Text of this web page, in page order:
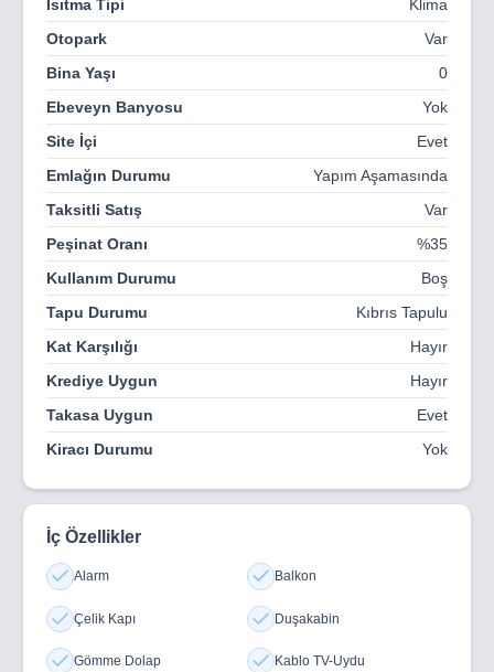
ediyor. Havuz barı, su parkı, fitness merkezi gibi
olanaklar ve Ercan Havalimanı ile turistik bölgelere kolay
erişim, Lagoon Verde’de hayatı daha da ayrıcalıklı hale
getiriyor.
Isıtma Tipi
Klima
Otopark
Var
Bina Yaşı
0
Ebeveyn Banyosu
Yok
Site İçi
Evet
Emlağın Durumu
Yapım Aşamasında
Taksitli Satış
Var
Peşinat Oranı
%35
Kullanım Durumu
Boş
Tapu Durumu
Kıbrıs Tapulu
Kat Karşılığı
Hayır
Krediye Uygun
Hayır
Takasa Uygun
Evet
Kiracı Durumu
Yok
İç Özellikler
Alarm Balkon
Çelik Kapı Duşakabin
Gömme Dolap Kablo TV-Uydu